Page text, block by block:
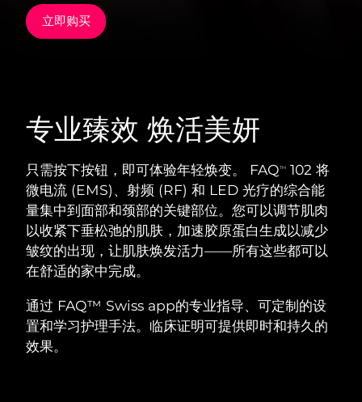
立即购买
专业臻效 焕活美妍
只需按下按钮，即可体验年轻焕变。 FAQTM
102 将
微电流 (EMS)、射频 (RF) 和 LED 光疗的综合能
量集中到面部和颈部的关键部位。您可以调节肌肉
以收紧下垂松弛的肌肤，加速胶原蛋白生成以减少
皱纹的出现，让肌肤焕发活力——所有这些都可以
在舒适的家中完成。
通过 FAQ™ Swiss app的专业指导、可定制的设
置和学习护理手法。临床证明可提供即时和持久的
效果。
红光疗法
面部清洁
LUNA™ 4 套装
Anti-aging massage
LUNA™ 4 Plus
Massage, LED heating
紧致提拉
BEAR™ 2 套装
Microcurrent toning
BEAR™ 2 go
Microcurrent toning on-the-go
UFO™ 3 套装
Deep facial hydration
issa™ 4
Hybrid silicone sonic toothbrush
FAQ™ 抗老护理
加拿大
奥地利 预计送达日期
比利时 预计送达日期11/08/2026
百慕大 预计送达日期17/08/2026
波斯尼亚和黑塞哥维那
文莱 预计送达日期16/08/2026
保加利亚